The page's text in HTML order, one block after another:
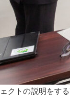
クトの説明をす